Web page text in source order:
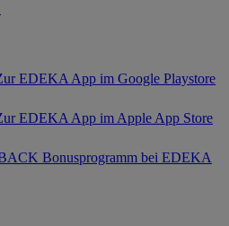
EDEKA App im Google Playstore
EDEKA App im Apple App Store
Bonusprogramm bei EDEKA